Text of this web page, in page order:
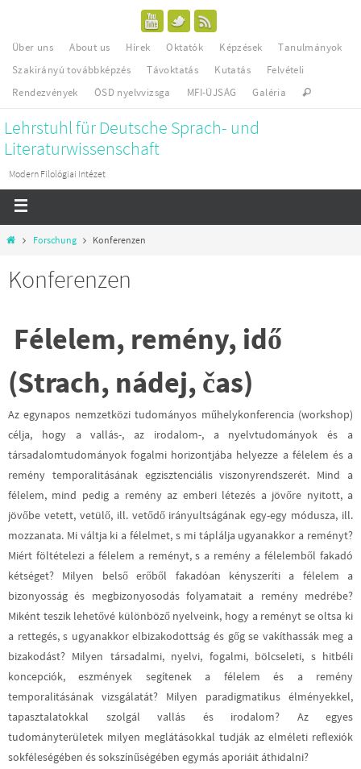
Über uns About us Hírek Oktatók Képzések
Tanulmányok
Szakirányú továbbképzés
Távoktatás Kutatás
Felvételi
Rendezvények
ÖSD nyelvvizsga MFI-ÚJSÁG Galéria
Lehrstuhl für Deutsche Sprach- und
Literaturwissenschaft
Modern Filológiai Intézet
Forschung Konferenzen
Konferenzen
Félelem, remény, idő
(Strach, nádej, čas)
Az egynapos nemzetközi tudományos műhelykonferencia (workshop)
célja, hogy a vallás-, az irodalom-, a nyelvtudományok és a
társadalomtudományok fogalmi horizontjába helyezze a félelem és a
remény temporalitásának egzisztenciális viszonyrendszerét. Mind a
félelem, mind pedig a remény az emberi létezés a jövőre nyitott, a
jövőbe vetett, vetülő, ill. vetődő irányultságának egy-egy módusza, ill.
mozzanata. Mi váltja ki a félelmet, s mi táplálja ugyanakkor a reményt?
Miért föltételezi a félelem a reményt, s a remény a félelemből fakadó
kétséget? Milyen belső erőből fakadóan kényszeríti a félelem a
bizonyosság és megbizonyosodás folyamatait a remény medrébe?
Miként teszik lehetővé különböző nyelveink, hogy a reményt se oltsa ki
a rettegés, s ugyanakkor elbizakodottság és gőg se vakíthassák meg a
bizakodást? Milyen társadalmi, nyelvi, fogalmi, bölcseleti, s hitbéli
koncepciók, eszmények segítenek a félelem és a remény
temporalitásának vizsgálatát? Milyen paradigmatikus élményekkel,
tapasztalatokkal szolgál vallás és irodalom? Az egyes
tudományterületek milyen meglátásokkal tudják az elméleti reflexiók
sokféleségében és sokszínűségében egymás aporiáit áthidalni?